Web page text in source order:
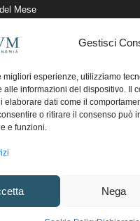
Gestisci
migliori esperienze, utilizziamo
alle informazioni del dispositivo. Il
elaborare dati come il
o ritirare il consenso può
e funzioni.
Nega
Mese
e Risorse On-Line
della Redazione